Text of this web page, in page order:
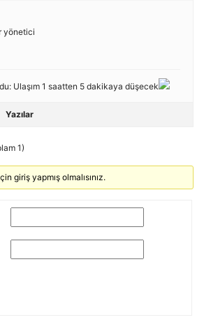
yönetici
Ulaşım 1 saatten 5 dakikaya düşecek
Yazılar
1)
giriş yapmış olmalısınız.